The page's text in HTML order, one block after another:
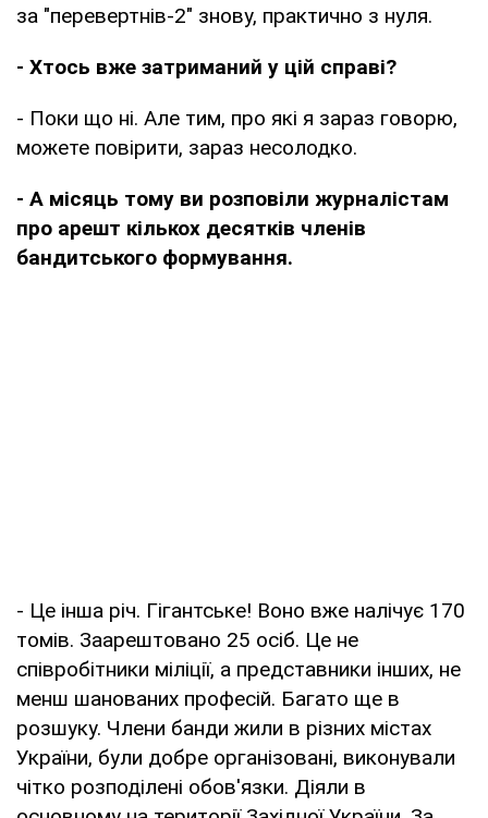
за "перевертнів-2" знову, практично з нуля.
- Хтось вже затриманий у цій справі?
- Поки що ні. Але тим, про які я зараз говорю,
можете повірити, зараз несолодко.
- А місяць тому ви розповіли журналістам
про арешт кількох десятків членів
бандитського формування.
- Це інша річ. Гігантське! Воно вже налічує 170
томів. Заарештовано 25 осіб. Це не
співробітники міліції, а представники інших, не
менш шанованих професій. Багато ще в
розшуку. Члени банди жили в різних містах
України, були добре організовані, виконували
чітко розподілені обов'язки. Діяли в